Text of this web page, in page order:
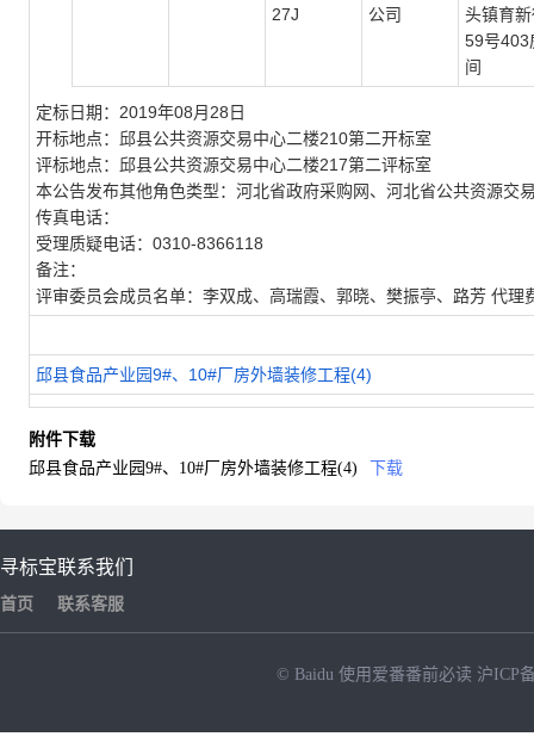
27J
公司
头镇育
59号403
间
定标日期： 2019年08月28日
开标地点： 邱县公共资源交易中心二楼210第二开标室
评标地点： 邱县公共资源交易中心二楼217第二评标室
本公告发布其他角色类型： 河北省政府采购网、河北省公共资源交
传真电话：
受理质疑电话： 0310-8366118
备注：
评审委员会成员名单： 李双成、高瑞霞、郭晓、樊振亭、路芳 代理
邱县食品产业园9#、10#厂房外墙装修工程(4)
附件下载
邱县食品产业园9#、10#厂房外墙装修工程(4)
下载
寻标宝
首页
联系我们
联系客服
© Baidu 使用爱番番前必读 沪ICP